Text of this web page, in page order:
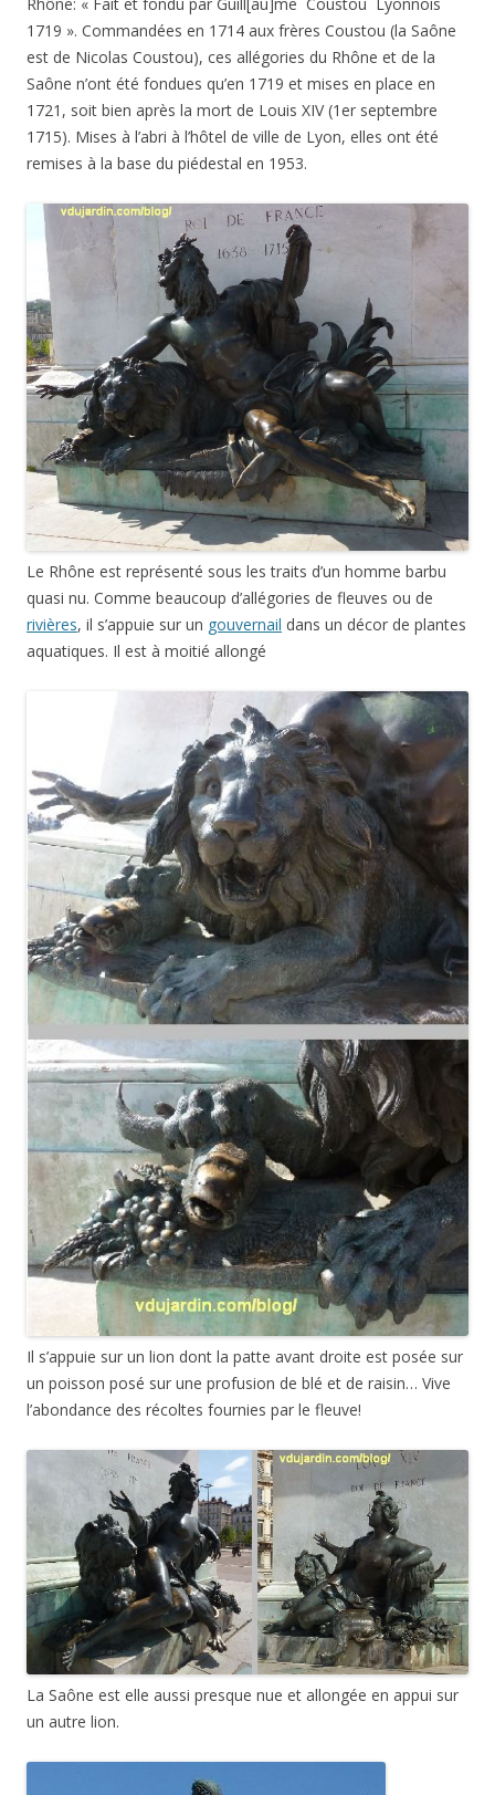
Rhône: « Fait et fondu par Guill[au]me Coustou Lyonnois
1719 ». Commandées en 1714 aux frères Coustou (la Saône
est de Nicolas Coustou), ces allégories du Rhône et de la
Saône n’ont été fondues qu’en 1719 et mises en place en
1721, soit bien après la mort de Louis XIV (1er septembre
1715). Mises à l’abri à l’hôtel de ville de Lyon, elles ont été
remises à la base du piédestal en 1953.
Le Rhône est représenté sous les traits d’un homme barbu
quasi nu. Comme beaucoup d’allégories de fleuves ou de
rivières, il s’appuie sur un gouvernail dans un décor de plantes
aquatiques. Il est à moitié allongé
Il s’appuie sur un lion dont la patte avant droite est posée sur
un poisson posé sur une profusion de blé et de raisin… Vive
l’abondance des récoltes fournies par le fleuve!
La Saône est elle aussi presque nue et allongée en appui sur
un autre lion.